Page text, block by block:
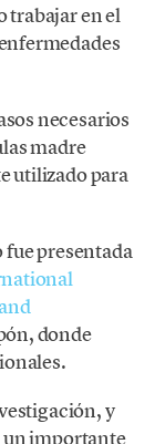
trabajar en el
necesarios
madre
utilizado para
fue presentada
donde
y
un importante